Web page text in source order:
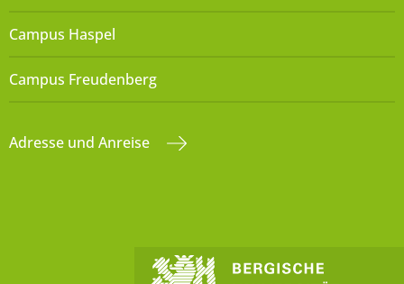
Campus Haspel
Campus Freudenberg
Adresse und Anreise